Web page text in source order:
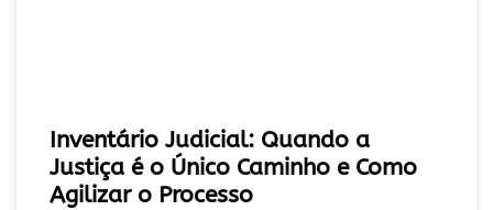
Inventário Judicial: Quando a
Justiça é o Único Caminho e Como
Agilizar o Processo